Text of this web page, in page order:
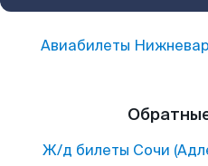
Авиабилеты
Ж/д билеты Сочи